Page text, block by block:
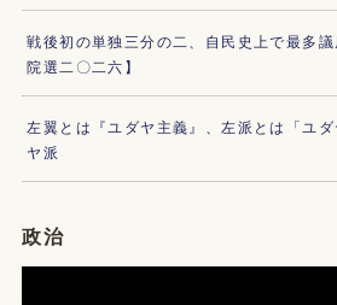
戦後初の単独三分の二、自民史上で最多
院選二〇二六】
左翼とは『ユダヤ主義』、左派とは「ユ
ヤ派
政治